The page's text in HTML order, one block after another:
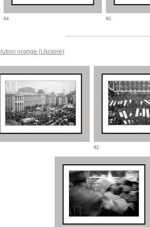
04 05
orange (Ukraine)
02